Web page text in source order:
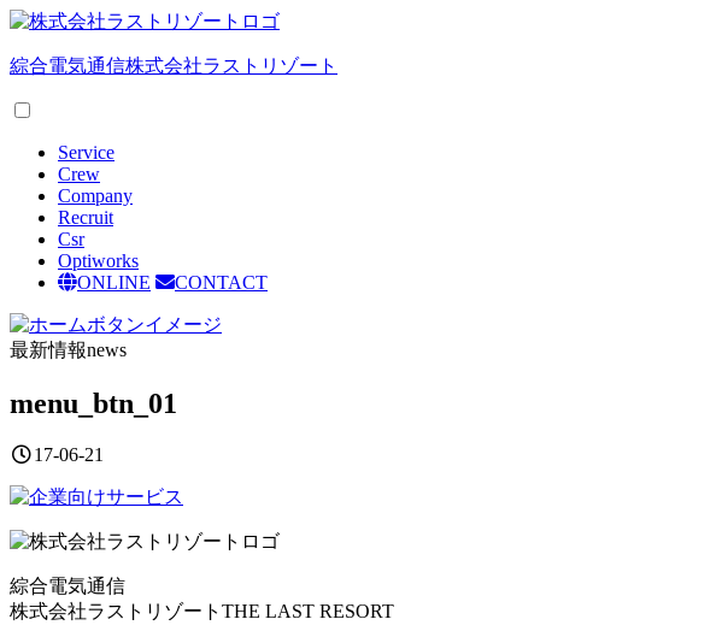
綜合電気通信株式会社ラストリゾート
Service
Crew
Company
Recruit
Csr
Optiworks
ONLINE
CONTACT
最新情報news
menu_btn_01
17-06-21
綜合電気通信
株式会社ラストリゾート THE LAST RESORT